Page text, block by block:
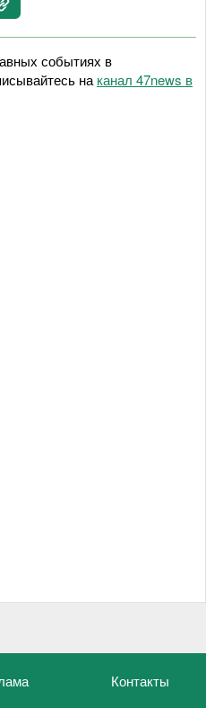
событиях в
на канал 47news в
Контакты